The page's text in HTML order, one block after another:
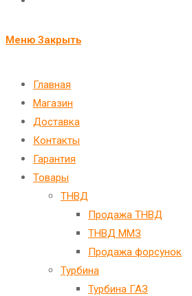
веб-
Меню Закрыть
Главная
Магазин
Доставка
Контакты
Гарантия
Товары
ТНВД
Продажа ТНВД
ТНВД ММЗ
Продажа форсунок
Турбина
Турбина ГАЗ